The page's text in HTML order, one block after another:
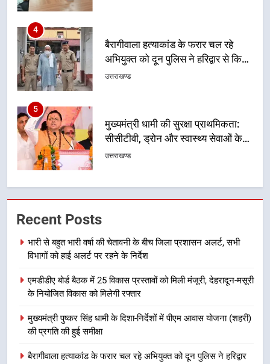
5
6
ब्लैक स्पॉट होंगे सुरक्षित, हर माह होगी
प्रगति समीक्षा
उत्तराखण्ड
8
शिष्टाचार भेंट पर्यटन और सांस्कृतिक
Recent Posts
भारी से बहुत भारी वर्षा की चेतावनी के बीच जिला प्रशासन अलर्ट, सभी
विभागों को हाई अलर्ट पर रहने के निर्देश
एमडीडीए बोर्ड बैठक में 25 विकास प्रस्तावों को मिली मंजूरी, देहरादून-मसूरी
के नियोजित विकास को मिलेगी रफ्तार
मुख्यमंत्री पुष्कर सिंह धामी के दिशा-निर्देशों में पीएम आवास योजना (शहरी)
की प्रगति की हुई समीक्षा
बैरागीवाला हत्याकांड के फरार चल रहे अभियुक्त को दून पुलिस ने हरिद्वार